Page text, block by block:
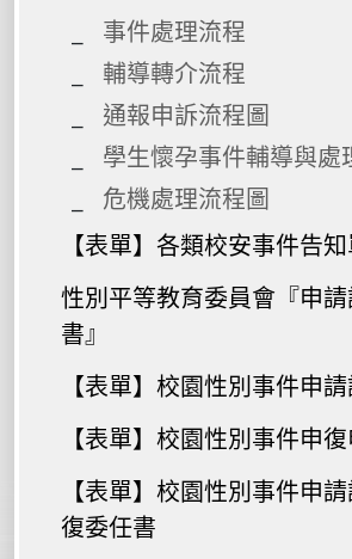
事件處理流程
輔導轉介流程
通報申訴流程圖
學生懷孕事件輔導與處
危機處理流程圖
【表單】各類校安事件告
性別平等教育委員會『申
書』
【表單】校園性別事件申
【表單】校園性別事件申
【表單】校園性別事件申
復委任書